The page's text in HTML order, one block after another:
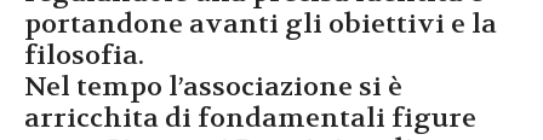
portandone avanti gli obiettivi e la
filosofia.
Nel tempo l’associazione si è
arricchita di fondamentali figure